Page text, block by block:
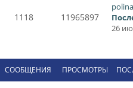
1118 11965897
polina
26
СООБЩЕНИЯ ПРОСМОТРЫ